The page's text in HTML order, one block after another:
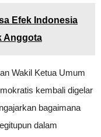
Efek Indonesia
Anggota
Wakil Ketua Umum
kembali digelar
bagaimana
dalam